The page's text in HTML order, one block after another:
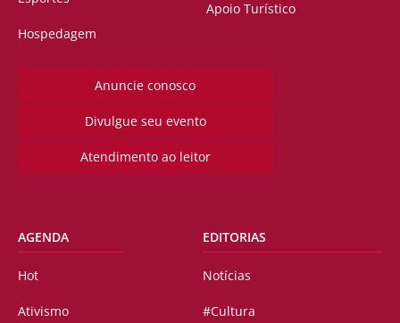
Hospedagem
Apoio Turístico
Anuncie conosco
Divulgue seu evento
Atendimento ao leitor
AGENDA
Hot
Ativismo
EDITORIAS
Notícias
#Cultura